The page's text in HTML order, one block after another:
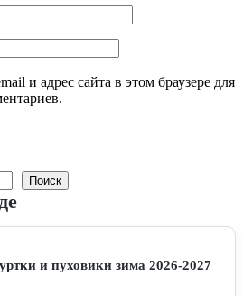
и адрес сайта в этом браузере для
Поиск
и пуховики зима 2026-2027